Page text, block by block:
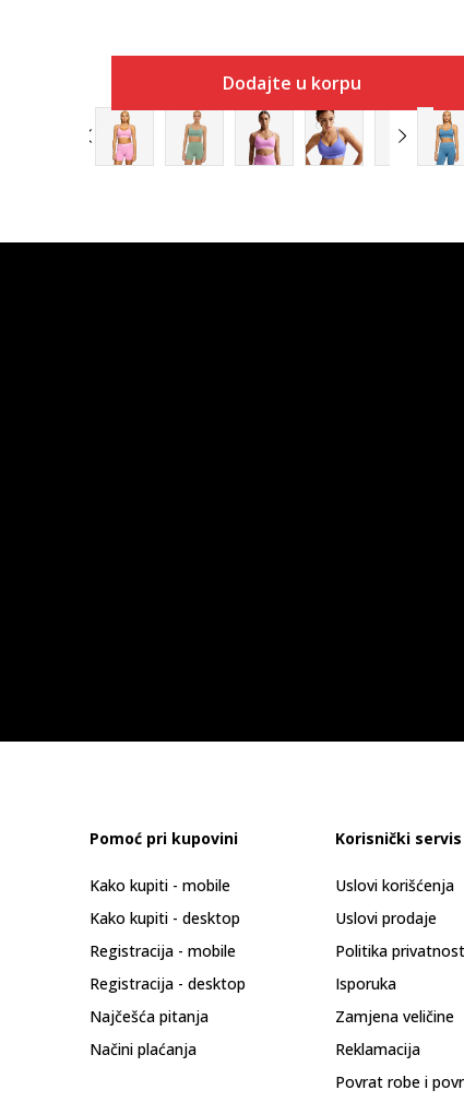
Dodajte u korpu
Pomoć pri kupovini
Kako kupiti - mobile
Kako kupiti - desktop
Registracija - mobile
Registracija - desktop
Najčešća pitanja
Načini plaćanja
Korisnički servis
Uslovi korišćenja
Uslovi prodaje
Politika
Isporuka
Zamjena veličine
Reklamacija
Povrat robe i